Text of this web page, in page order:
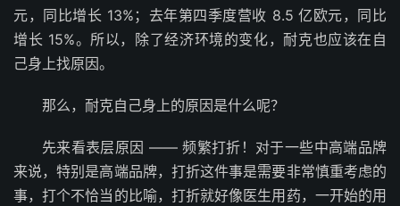
元，同比增长 13%；去年第四季度营收 8.5 亿欧元，同比
增长 15%。所以，除了经济环境的变化，耐克也应该在自
己身上找原因。
那么，耐克自己身上的原因是什么呢？
先来看表层原因 —— 频繁打折！对于一些中高端品牌
来说，特别是高端品牌，打折这件事是需要非常慎重考虑的
事，打个不恰当的比喻，打折就好像医生用药，一开始的用